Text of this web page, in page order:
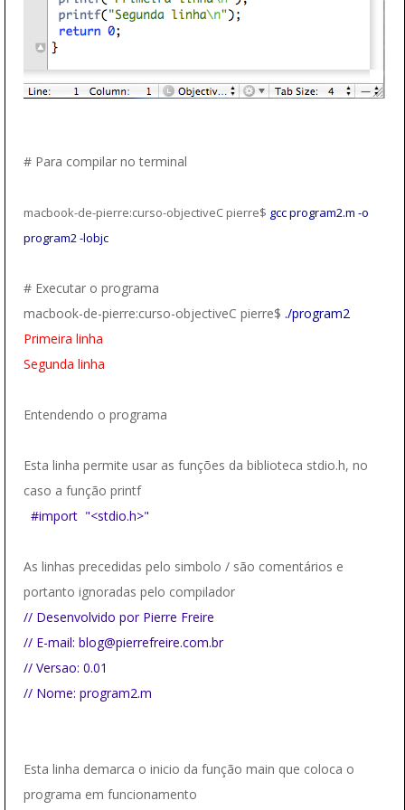
# Para compilar no terminal
macbook-de-pierre:curso-objectiveC pierre$ gcc program2.m -o
program2 -lobjc
# Executar o programa
macbook-de-pierre:curso-objectiveC pierre$ ./program2
Primeira linha
Segunda linha
Entendendo o programa
Esta linha permite usar as funções da biblioteca stdio.h, no
caso a função printf
#import "<stdio.h>"
As linhas precedidas pelo simbolo / são comentários e
portanto ignoradas pelo compilador
// Desenvolvido por Pierre Freire
// E-mail: blog@pierrefreire.com.br
// Versao: 0.01
// Nome: program2.m
Esta linha demarca o inicio da função main que coloca o
programa em funcionamento